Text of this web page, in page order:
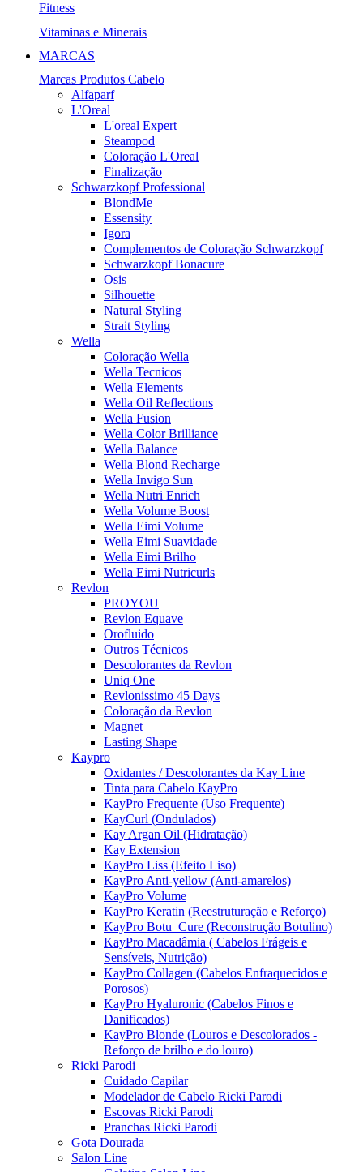
Fitness
Vitaminas e Minerais
MARCAS
Marcas Produtos Cabelo
Alfaparf
L'Oreal
L'oreal Expert
Steampod
Coloração L'Oreal
Finalização
Schwarzkopf Professional
BlondMe
Essensity
Igora
Complementos de Coloração Schwarzkopf
Schwarzkopf Bonacure
Osis
Silhouette
Natural Styling
Strait Styling
Wella
Coloração Wella
Wella Tecnicos
Wella Elements
Wella Oil Reflections
Wella Fusion
Wella Color Brilliance
Wella Balance
Wella Blond Recharge
Wella Invigo Sun
Wella Nutri Enrich
Wella Volume Boost
Wella Eimi Volume
Wella Eimi Suavidade
Wella Eimi Brilho
Wella Eimi Nutricurls
Revlon
PROYOU
Revlon Equave
Orofluido
Outros Técnicos
Descolorantes da Revlon
Uniq One
Revlonissimo 45 Days
Coloração da Revlon
Magnet
Lasting Shape
Kaypro
Oxidantes / Descolorantes da Kay Line
Tinta para Cabelo KayPro
KayPro Frequente (Uso Frequente)
KayCurl (Ondulados)
Kay Argan Oil (Hidratação)
Kay Extension
KayPro Liss (Efeito Liso)
KayPro Anti-yellow (Anti-amarelos)
KayPro Volume
KayPro Keratin (Reestruturação e Reforço)
KayPro Botu_Cure (Reconstrução Botulino)
KayPro Macadâmia ( Cabelos Frágeis e
Sensíveis, Nutrição)
KayPro Collagen (Cabelos Enfraquecidos e
Porosos)
KayPro Hyaluronic (Cabelos Finos e
Danificados)
KayPro Blonde (Louros e Descolorados -
Reforço de brilho e do louro)
Ricki Parodi
Cuidado Capilar
Modelador de Cabelo Ricki Parodi
Escovas Ricki Parodi
Pranchas Ricki Parodi
Gota Dourada
Salon Line